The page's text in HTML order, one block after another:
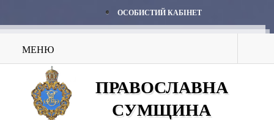
ОСОБИСТИЙ КАБІНЕТ
МЕНЮ
ПРАВОСЛАВНА
СУМЩИНА